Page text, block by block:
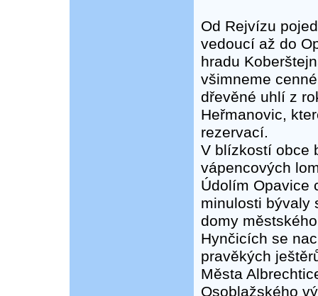
Od Rejvízu
vedoucí až do
hradu
všimneme
dřevěné uhlí z
Heřmanovic,
rezervací.
V blízkostí obce
vápencových
Údolím Opavice
minulosti bývaly
domy
Hynčicích se
pravěkých
Města
Osoblažského